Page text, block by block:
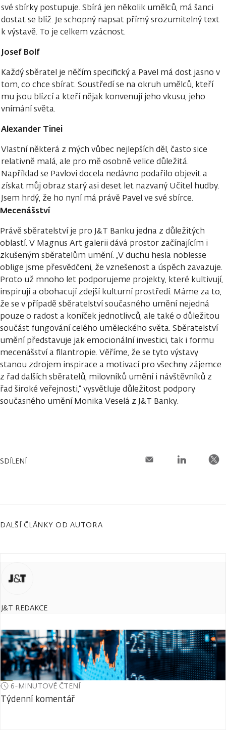
své sbírky postupuje. Sbírá jen několik umělců, má šanci
dostat se blíž. Je schopný napsat přímý srozumitelný text
k výstavě. To je celkem vzácnost.
Josef Bolf
Každý sběratel je něčím specifický a Pavel má dost jasno v
tom, co chce sbírat. Soustředí se na okruh umělců, kteří
mu jsou blízcí a kteří nějak konvenují jeho vkusu, jeho
vnímání světa.
Alexander Tinei
Vlastní některá z mých vůbec nejlepších děl, často sice
relativně malá, ale pro mě osobně velice důležitá.
Například se Pavlovi docela nedávno podařilo objevit a
získat můj obraz starý asi deset let nazvaný Učitel hudby.
Jsem hrdý, že ho nyní má právě Pavel ve své sbírce.
Mecenášství
Právě sběratelství je pro J&T Banku jedna z důležitých
oblastí. V Magnus Art galerii dává prostor začínajícím i
zkušeným sběratelům umění. „V duchu hesla noblesse
oblige jsme přesvědčeni, že vznešenost a úspěch zavazuje.
Proto už mnoho let podporujeme projekty, které kultivují,
inspirují a obohacují zdejší kulturní prostředí. Máme za to,
že se v případě sběratelství současného umění nejedná
pouze o radost a koníček jednotlivců, ale také o důležitou
součást fungování celého uměleckého světa. Sběratelství
umění představuje jak emocionální investici, tak i formu
mecenášství a filantropie. Věříme, že se tyto výstavy
stanou zdrojem inspirace a motivací pro všechny zájemce
z řad dalších sběratelů, milovníků umění i návštěvníků z
řad široké veřejnosti,“ vysvětluje důležitost podpory
současného umění Monika Veselá z J&T Banky.
SDÍLENÍ
DALŠÍ ČLÁNKY OD AUTORA
J&T REDAKCE
6-MINUTOVÉ ČTENÍ
Týdenní komentář